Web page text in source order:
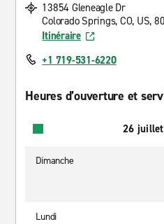
13854 Gleneagle Dr
Colorado Springs, CO, US,
Itinéraire
+1 719-531-6220
Heures d’ouverture et
26
Dimanche
Lundi